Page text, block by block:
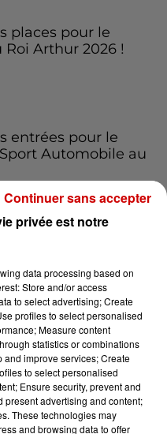
places pour le
Roi Arthur 2026 !
entrées pour le
Automobile au
votre balade
privée est notre
data processing based on
Store and/or access
to select advertising; Create
profiles to select personalised
Measure content
statistics or combinations
and improve services; Create
to select personalised
Ensure security, prevent and
present advertising and content;
These technologies may
and browsing data to offer
Continuer sans accepter